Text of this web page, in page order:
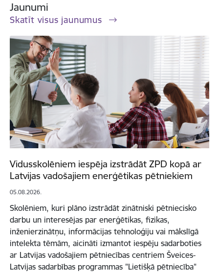
Jaunumi
Skatīt visus jaunumus
Vidusskolēniem iespēja izstrādāt ZPD kopā ar
Latvijas vadošajiem enerģētikas pētniekiem
05.08.2026.
Skolēniem, kuri plāno izstrādāt zinātniski pētniecisko
darbu un interesējas par enerģētikas, fizikas,
inženierzinātņu, informācijas tehnoloģiju vai mākslīgā
intelekta tēmām, aicināti izmantot iespēju sadarboties
ar Latvijas vadošajiem pētniecības centriem Šveices-
Latvijas sadarbības programmas "Lietišķā pētniecība"